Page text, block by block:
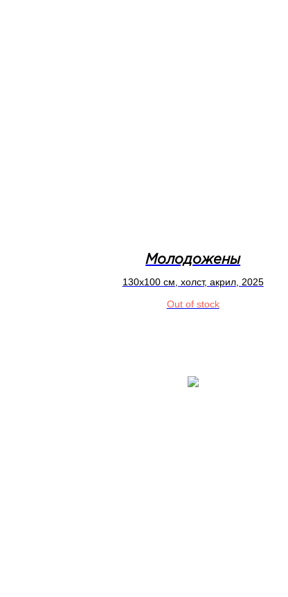
Молодожены
130x100 см, холст, акрил, 2025
Out of stock